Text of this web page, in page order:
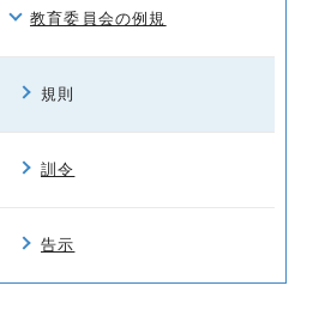
教育委員会の例規
規則
訓令
告示